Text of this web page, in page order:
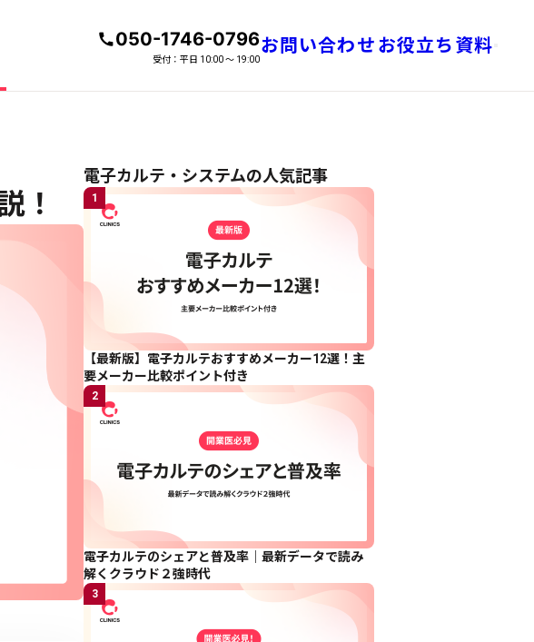
電話番号
050-1746-0796
受付：平日 10:00 〜 19:00
お問い合わせ お役立ち資料
！
電子カルテ・システムの人気記事
1
【最新版】電子カルテおすすめメーカー12選！主
要メーカー比較ポイント付き
2
電子カルテのシェアと普及率｜最新データで読み
解くクラウド２強時代
3